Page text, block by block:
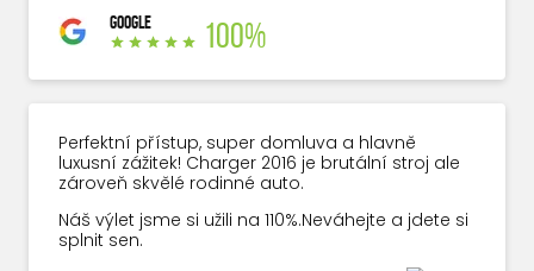
GOOGLE 100%
Perfektní přístup, super domluva a hlavně
luxusní zážitek! Charger 2016 je brutální stroj ale
zároveň skvělé rodinné auto.
Náš výlet jsme si užili na 110%.Neváhejte a jdete si
splnit sen.